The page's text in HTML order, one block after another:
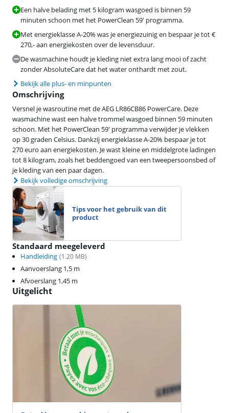
Een halve belading met 5 kilogram wasgoed is binnen 59
minuten schoon met het PowerClean 59' programma.
Met energieklasse A-20% was je energiezuinig en bespaar je tot €
270,- aan energiekosten over de levensduur.
De wasmachine houdt je kleding niet extra lang mooi of zacht
zonder AbsoluteCare dat het water onthardt met zout.
Bekijk alle plus- en minpunten
Omschrijving
Versnel je wasroutine met de AEG LR86CB86 PowerCare. Deze
wasmachine wast een halve trommel wasgoed binnen 59 minuten
schoon. Met het PowerClean 59' programma verwijder je vlekken
op 30 graden Celsius. Dankzij energieklasse A-20% bespaar je tot
270 euro aan energiekosten. Je wast kleine en middelgrote ladingen
tot 8 kilogram, zoals het beddengoed van een tweepersoonsbed of
je kleding van een paar dagen.
Bekijk volledige omschrijving
Tips voor het gebruik van dit
product
Standaard meegeleverd
Handleiding (1.20 MB)
Aanvoerslang 1,5 m
Afvoerslang 1,45 m
Uitgelicht